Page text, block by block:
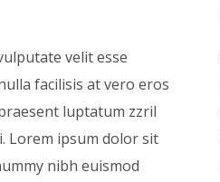
velit esse
facilisis at vero eros
luptatum zzril
Lorem ipsum dolor sit
nibh euismod